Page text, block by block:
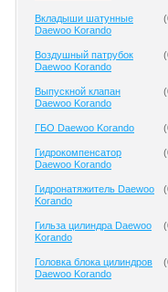
Вкладыши шатунные
Daewoo Korando
(
Воздушный патрубок
Daewoo Korando
(
Выпускной клапан
Daewoo Korando
(
ГБО Daewoo Korando (
Гидрокомпенсатор
Daewoo Korando
(
Гидронатяжитель Daewoo
Korando
(
Гильза цилиндра Daewoo
Korando
(
Головка блока цилиндров
Daewoo Korando
(